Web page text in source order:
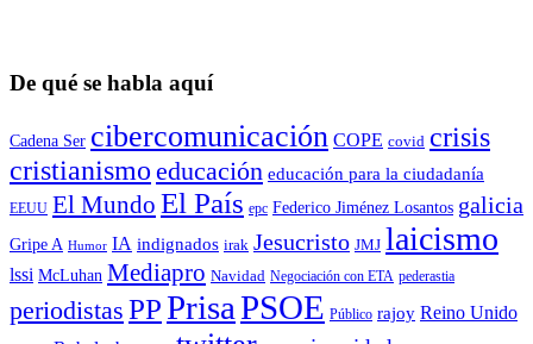
De qué se habla aquí
Cadena Ser cibercomunicación COPE covid crisis
cristianismo educación educación para la ciudadaní­a
EEUU El Mundo El País epc Federico Jiménez Losantos galicia
Gripe A Humor IA indignados irak Jesucristo JMJ laicismo
lssi McLuhan Mediapro Navidad Negociación con ETA pederastia
periodistas PPPrisaPSOE Público rajoy Reino Unido